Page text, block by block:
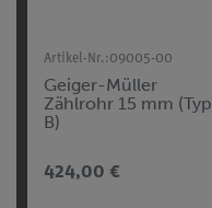
Artikel-Nr.:09005-00
Geiger-Müller
Zählrohr 15 mm (Typ
B)
424,00 €